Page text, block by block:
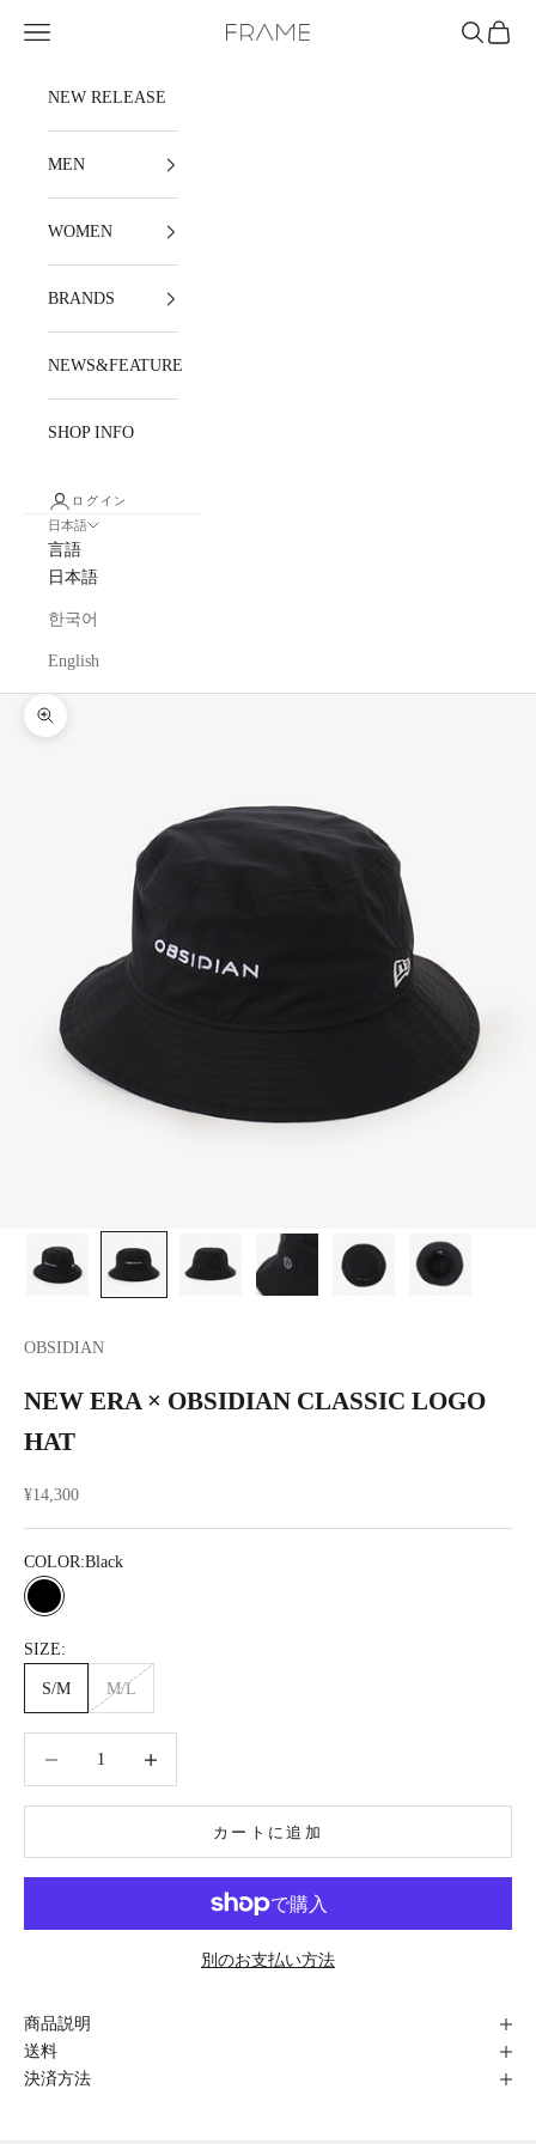
FRAME
メニュー 検索カート
NEW RELEASE
MEN
WOMEN
BRANDS
NEWS&FEATURE
SHOP INFO
ログイン
日本語
言語
日本語
한국어
English
ズームイン
OBSIDIAN
NEW ERA × OBSIDIAN CLASSIC LOGO
HAT
セール価格
¥14,300
COLOR:Black
Black
SIZE:
S/M M/L
カートに追加
別のお支払い方法
商品説明
送料
決済方法